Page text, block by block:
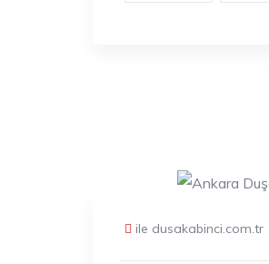
ile dusakabinci.com.tr